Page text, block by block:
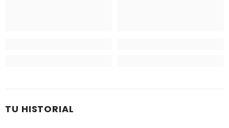
TU HISTORIAL